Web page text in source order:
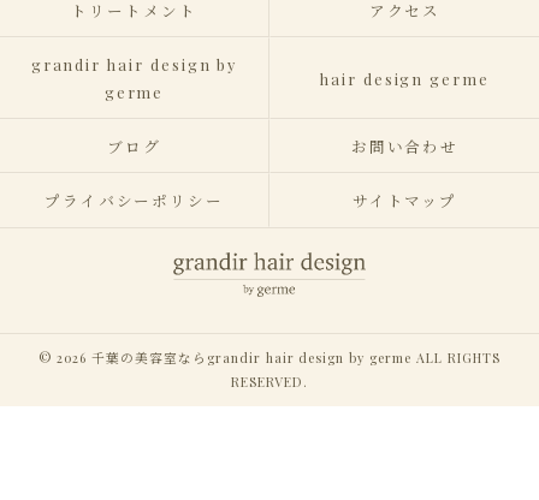
トリートメント アクセス
grandir hair design by
germe
hair design germe
ブログ お問い合わせ
プライバシーポリシー サイトマップ
© 2026 千葉の美容室ならgrandir hair design by germe ALL RIGHTS
RESERVED.